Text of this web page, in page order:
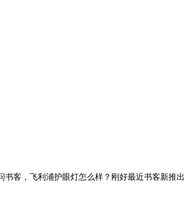
客，飞利浦护眼灯怎么样？刚好最近书客新推出